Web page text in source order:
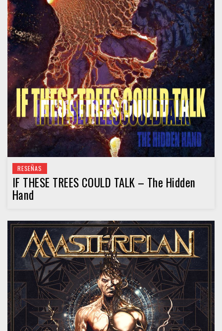
RESEÑAS
IF THESE TREES COULD TALK – The Hidden
Hand